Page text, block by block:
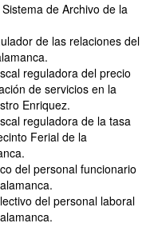
de Archivo de la
de las relaciones del
reguladora del precio
de servicios en la
Enriquez.
reguladora de la tasa
Ferial de la
del personal funcionario
del personal laboral